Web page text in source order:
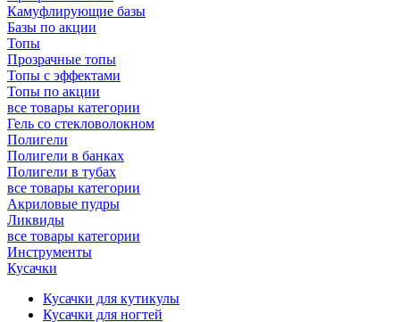
Камуфлирующие базы
Базы по акции
Топы
Прозрачные топы
Топы с эффектами
Топы по акции
все товары категории
Гель со стекловолокном
Полигели
Полигели в банках
Полигели в тубах
все товары категории
Акриловые пудры
Ликвиды
все товары категории
Инструменты
Кусачки
Кусачки для кутикулы
Кусачки для ногтей